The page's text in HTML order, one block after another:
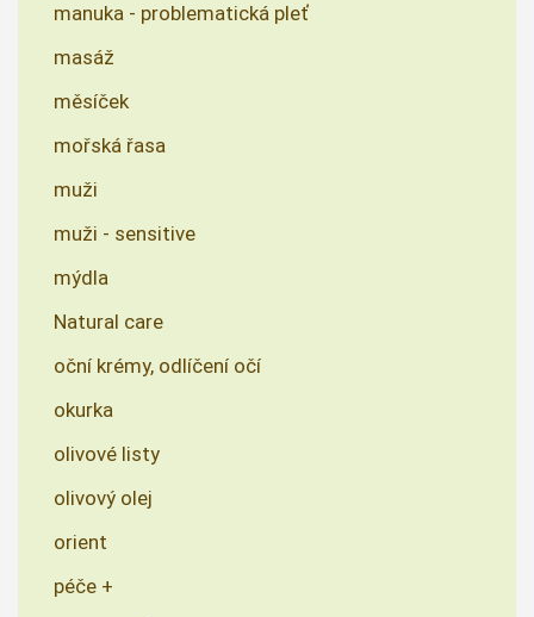
manuka - problematická pleť
masáž
měsíček
mořská řasa
muži
muži - sensitive
mýdla
Natural care
oční krémy, odlíčení očí
okurka
olivové listy
olivový olej
orient
péče +